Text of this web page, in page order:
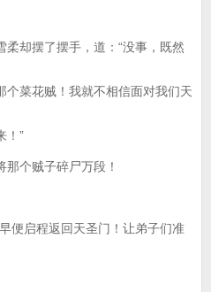
却摆了摆手，道：“没事，既然
个菜花贼！我就不相信面对我们天
！”
个贼子碎尸万段！
启程返回天圣门！让弟子们准